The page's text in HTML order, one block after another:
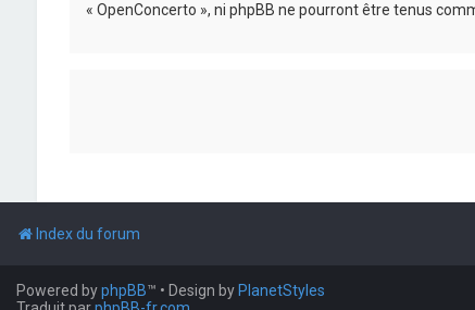
« OpenConcerto », ni phpBB ne pourront être tenus
Index du forum
Powered byphpBB™ • Design by PlanetStyles